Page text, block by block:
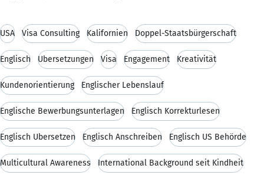
USA Visa Consulting Kalifornien Doppel-Staatsbürgerschaft
Englisch Übersetzungen Visa Engagement Kreativität
Kundenorientierung Englischer Lebenslauf
Englische Bewerbungsunterlagen Englisch Korrekturlesen
Englisch Übersetzen Englisch Anschreiben Englisch US Behörde
Multicultural Awareness International Background seit Kindheit